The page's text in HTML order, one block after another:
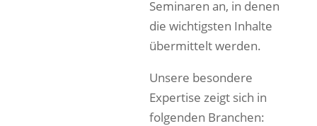
Seminaren an, in denen
die wichtigsten Inhalte
übermittelt werden.
Unsere besondere
Expertise zeigt sich in
folgenden Branchen: